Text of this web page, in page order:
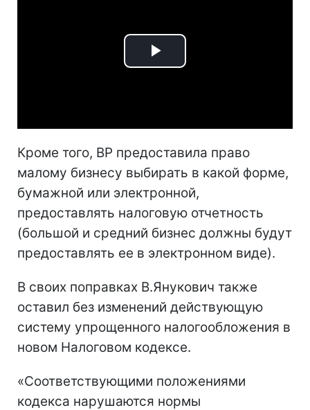
Play
Кроме того, ВР предоставила право
малому бизнесу выбирать в какой форме,
бумажной или электронной,
предоставлять налоговую отчетность
(большой и средний бизнес должны будут
предоставлять ее в электронном виде).
В своих поправках В.Янукович также
оставил без изменений действующую
систему упрощенного налогообложения в
новом Налоговом кодексе.
«Cоответствующими положениями
кодекса нарушаются нормы